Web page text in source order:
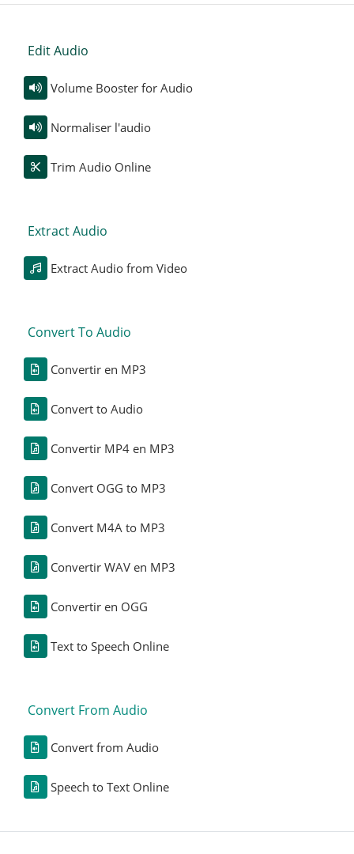
Edit Audio
Volume Booster for Audio
Normaliser l'audio
Trim Audio Online
Extract Audio
Extract Audio from Video
Convert To Audio
Convertir en MP3
Convert to Audio
Convertir MP4 en MP3
Convert OGG to MP3
Convert M4A to MP3
Convertir WAV en MP3
Convertir en OGG
Text to Speech Online
Convert From Audio
Convert from Audio
Speech to Text Online